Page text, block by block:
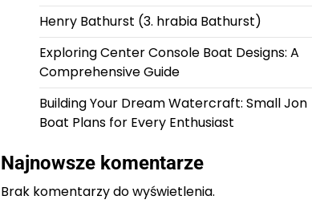
Henry Bathurst (3. hrabia Bathurst)
Exploring Center Console Boat Designs: A
Comprehensive Guide
Building Your Dream Watercraft: Small Jon
Boat Plans for Every Enthusiast
Najnowsze komentarze
Brak komentarzy do wyświetlenia.